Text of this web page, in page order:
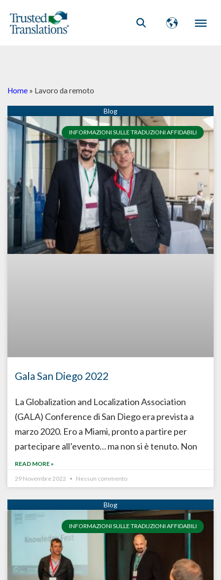
Home » Lavoro da remoto
INFORMAZIONI SULLE TRADUZIONI AFFIDABILI
Gala San Diego 2022
La Globalization and Localization Association
(GALA) Conference di San Diego era prevista a
marzo 2020. Ero a Miami, pronto a partire per
partecipare all’evento… ma non si è tenuto. Non
READ MORE »
29 Novembre 2022
Nessun commento
INFORMAZIONI SULLE TRADUZIONI AFFIDABILI